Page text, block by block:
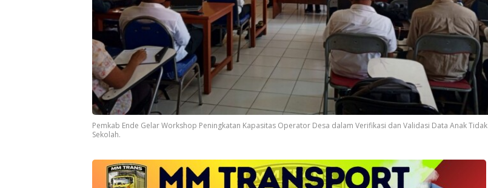
Pemkab Ende Gelar Workshop Peningkatan Kapasitas Operator Desa dalam Verifikasi dan Validasi Data Anak Tidak
Sekolah.